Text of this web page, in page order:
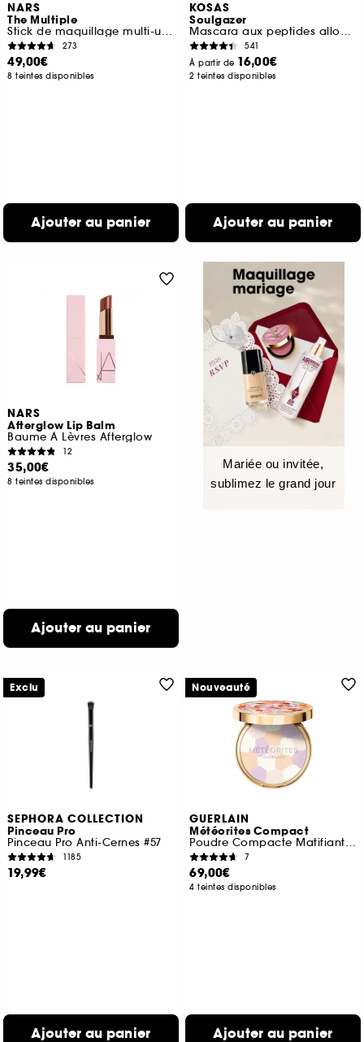
NARS
The Multiple
Stick de maquillage multi-usage
273
49,00€
8 teintes disponibles
Ajouter au panier
KOSAS
Soulgazer
Mascara aux peptides allongeant et liftant
541
À partir de 16,00€
2 teintes disponibles
Ajouter au panier
NARS
Afterglow Lip Balm
Baume À Lèvres Afterglow
12
35,00€
8 teintes disponibles
Ajouter au panier
Mariée ou invitée,
sublimez le grand jour
SEPHORA COLLECTION
Pinceau Pro
Pinceau Pro Anti-Cernes #57
1185
19,99€
Ajouter au panier
Exclu
GUERLAIN
Météorites Compact
Poudre Compacte Matifiante Et Fixante
7
69,00€
4 teintes disponibles
Ajouter au panier
Nouveauté